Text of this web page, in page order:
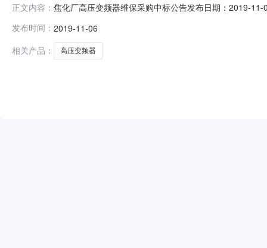
正文内容： 焦化厂高压变频器维保采购中标公告发布日期：2019-
ACS50601北京汉依科技有限公司24#干熄焦循环风机
发布时间： 2019-11-06
相关产品：
高压变频器